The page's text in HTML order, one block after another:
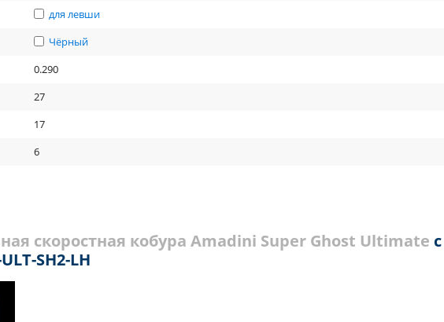
для левши
Чёрный
0.290
27
17
6
скоростная кобура Amadini Super Ghost Ultimate с
SH2-LH